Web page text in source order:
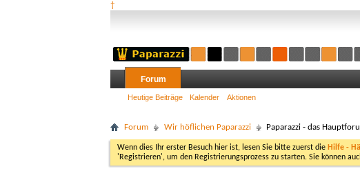
†
Forum
Heutige Beiträge Kalender Aktionen
Forum Wir höflichen Paparazzi Paparazzi - das
Wenn dies Ihr erster Besuch hier ist, lesen Sie bitte zuerst die Hilfe -
'Registrieren', um den Registrierungsprozess zu starten. Sie können